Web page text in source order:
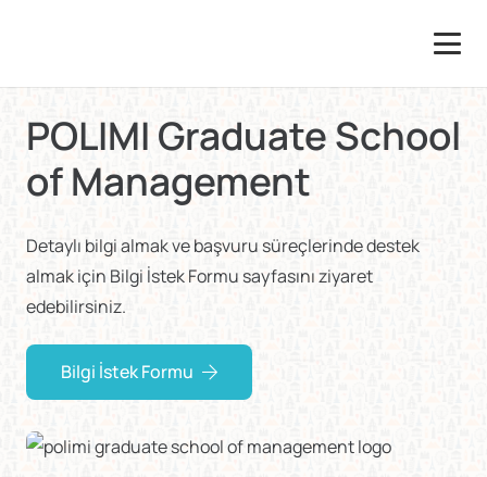
POLIMI Graduate School
of Management
Detaylı bilgi almak ve başvuru süreçlerinde destek
almak için Bilgi İstek Formu sayfasını ziyaret
edebilirsiniz.
Bilgi İstek Formu